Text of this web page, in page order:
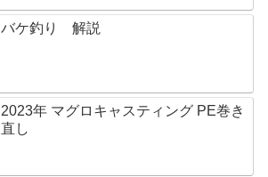
バケ釣り 解説
2023年 マグロキャスティング PE巻き
直し